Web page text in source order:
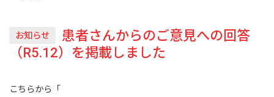
お知らせ
患者さんからのご意見への回答
（R5.12）を掲載しました
こちらから「